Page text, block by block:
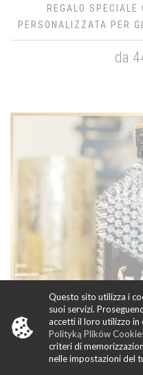
Questo sito utilizza i
suoi servizi.
accetti il loro utilizzo in
Polityką Plików
criteri di
nelle impostazioni del
REGALO SPECIALE
PERSONALIZZATA PER
da